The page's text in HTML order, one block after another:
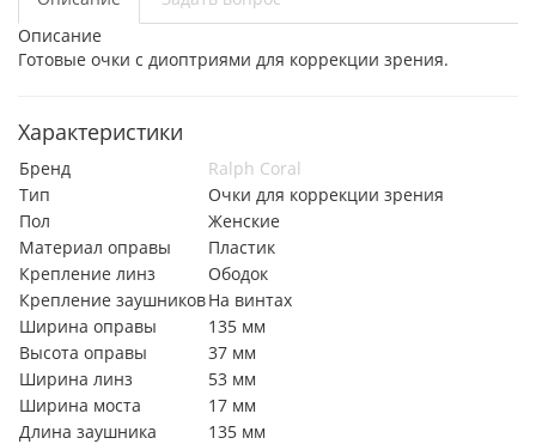
Описание
Готовые очки с диоптриями для коррекции зрения.
Характеристики
Бренд
Ralph Coral
Тип
Очки для коррекции зрения
Пол
Женские
Материал оправы
Пластик
Крепление линз
Ободок
Крепление заушниковНа винтах
Ширина оправы
135 мм
Высота оправы
37 мм
Ширина линз
53 мм
Ширина моста
17 мм
Длина заушника
135 мм